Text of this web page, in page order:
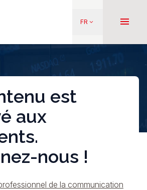
contenu
FR keyboard_arrow_down menu
est
aux
nous !
de la communication